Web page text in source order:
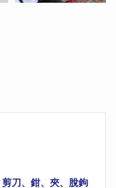
刀、鉗、夾、脫鉤